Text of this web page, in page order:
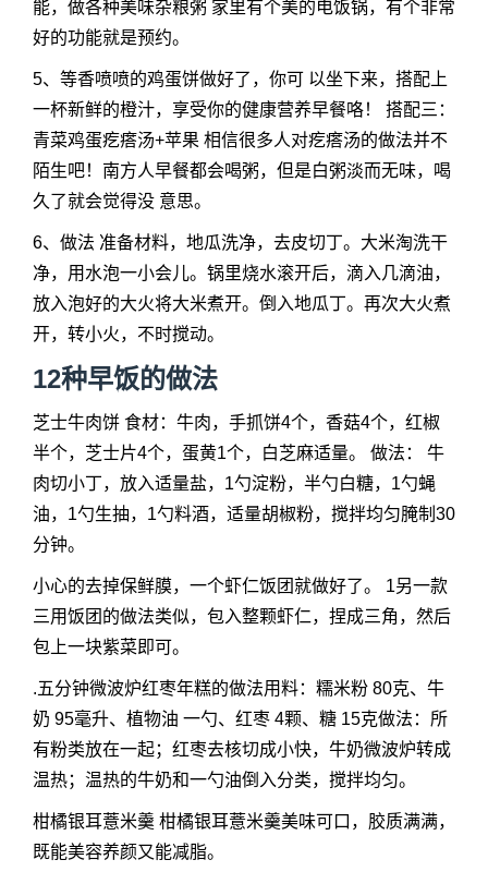
能，做各种美味杂粮粥 家里有个美的电饭锅，有个非常
好的功能就是预约。
5、等香喷喷的鸡蛋饼做好了，你可 以坐下来，搭配上
一杯新鲜的橙汁，享受你的健康营养早餐咯！ 搭配三：
青菜鸡蛋疙瘩汤+苹果 相信很多人对疙瘩汤的做法并不
陌生吧！南方人早餐都会喝粥，但是白粥淡而无味，喝
久了就会觉得没 意思。
6、做法 准备材料，地瓜洗净，去皮切丁。大米淘洗干
净，用水泡一小会儿。锅里烧水滚开后，滴入几滴油，
放入泡好的大火将大米煮开。倒入地瓜丁。再次大火煮
开，转小火，不时搅动。
12种早饭的做法
芝士牛肉饼 食材：牛肉，手抓饼4个，香菇4个，红椒
半个，芝士片4个，蛋黄1个，白芝麻适量。 做法： 牛
肉切小丁，放入适量盐，1勺淀粉，半勺白糖，1勺蝇
油，1勺生抽，1勺料酒，适量胡椒粉，搅拌均匀腌制30
分钟。
小心的去掉保鲜膜，一个虾仁饭团就做好了。 1另一款
三用饭团的做法类似，包入整颗虾仁，捏成三角，然后
包上一块紫菜即可。
.五分钟微波炉红枣年糕的做法用料：糯米粉 80克、牛
奶 95毫升、植物油 一勺、红枣 4颗、糖 15克做法：所
有粉类放在一起；红枣去核切成小快，牛奶微波炉转成
温热；温热的牛奶和一勺油倒入分类，搅拌均匀。
柑橘银耳薏米羹 柑橘银耳薏米羹美味可口，胶质满满，
既能美容养颜又能减脂。